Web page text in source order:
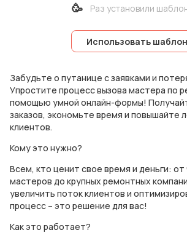
🥳 Раз установили
Использовать шаблон
Забудьте о путанице с заявками и
Упростите процесс вызова мастера по
помощью умной онлайн-формы!
заказов, экономьте время и повышайте
клиентов.
Кому это нужно?
Всем, кто ценит свое время и деньги: от
мастеров до крупных ремонтных
увеличить поток клиентов и
процесс – это решение для вас!
Как это работает?